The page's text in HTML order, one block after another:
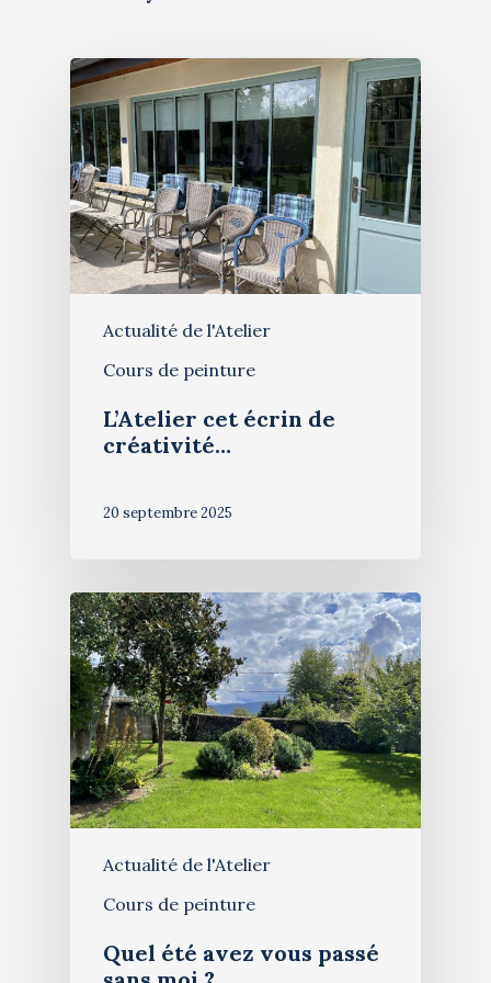
Actualité de l'Atelier
Cours de peinture
L’Atelier cet écrin de
créativité…
20 septembre 2025
Actualité de l'Atelier
Cours de peinture
Quel été avez vous passé